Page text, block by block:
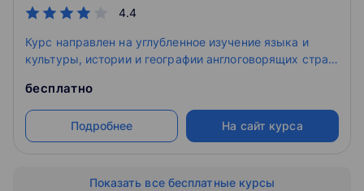
4.4
Курс направлен на углубленное изучение языка и
культуры, истории и географии англоговорящих стран,
выполнение разнообразных заданий (кроссвордов,
ребусов, трио, заданий на словообразование и
формулирование предложений), практику чтения и
аудирования, комбинированных олимпиадных
письменных форматов (монологи и подготовленные
бесплатно
Подробнее На сайт курса
Показать все бесплатные курсы